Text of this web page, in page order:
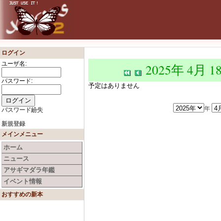
ログイン
ユーザ名:
パスワード:
パスワード紛失
新規登録
メインメニュー
ホーム
ニュース
アサギマダラ年鑑
イベント情報
おすすめの新本
2025年 4月
予定はありません
年